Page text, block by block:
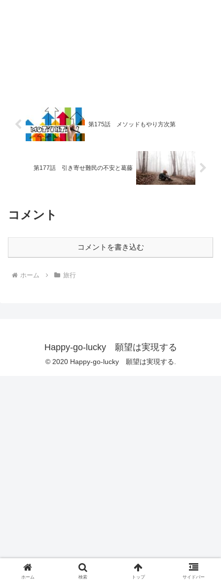
第175話 メソッドもやり方次第
第177話 引き寄せ難民の不安と葛藤
コメント
コメントを書き込む
ホーム 旅行
Happy-go-lucky 願望は実現する
© 2020 Happy-go-lucky 願望は実現する.
ホーム 検索 トップ サイドバー